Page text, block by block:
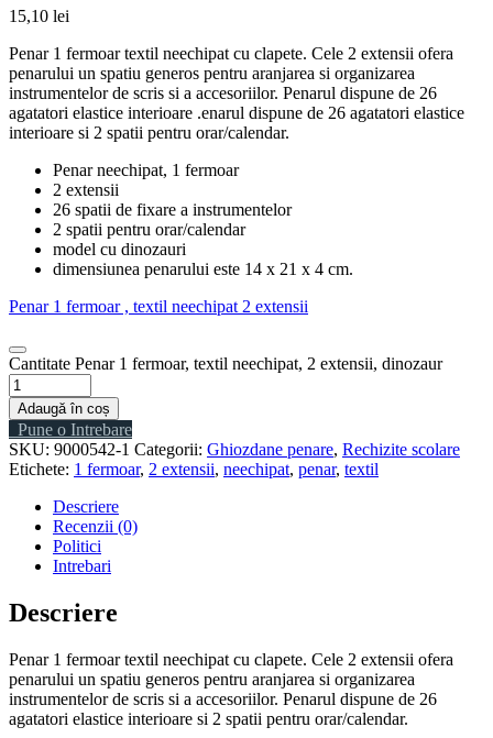
15,10 lei
Penar 1 fermoar textil neechipat cu clapete. Cele 2 extensii ofera
penarului un spatiu generos pentru aranjarea si organizarea
instrumentelor de scris si a accesoriilor. Penarul dispune de 26
agatatori elastice interioare .enarul dispune de 26 agatatori elastice
interioare si 2 spatii pentru orar/calendar.
Penar neechipat, 1 fermoar
2 extensii
26 spatii de fixare a instrumentelor
2 spatii pentru orar/calendar
model cu dinozauri
dimensiunea penarului este 14 x 21 x 4 cm.
Penar 1 fermoar , textil neechipat 2 extensii
Cantitate Penar 1 fermoar, textil neechipat, 2 extensii, dinozaur
Adaugă în coș
Pune o Intrebare
SKU: 9000542-1 Categorii: Ghiozdane penare, Rechizite scolare
Etichete: 1 fermoar, 2 extensii, neechipat, penar, textil
Descriere
Recenzii (0)
Politici
Intrebari
Descriere
Penar 1 fermoar textil neechipat cu clapete. Cele 2 extensii ofera
penarului un spatiu generos pentru aranjarea si organizarea
instrumentelor de scris si a accesoriilor. Penarul dispune de 26
agatatori elastice interioare si 2 spatii pentru orar/calendar.